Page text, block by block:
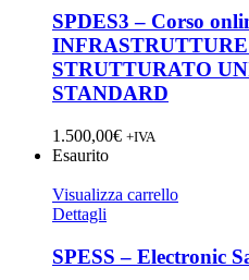
SPDES3 – Corso
STRUTTURATO
STANDARD
1.500,00€ +IVA
Esaurito
Visualizza carrello
Dettagli
SPESS – Electronic